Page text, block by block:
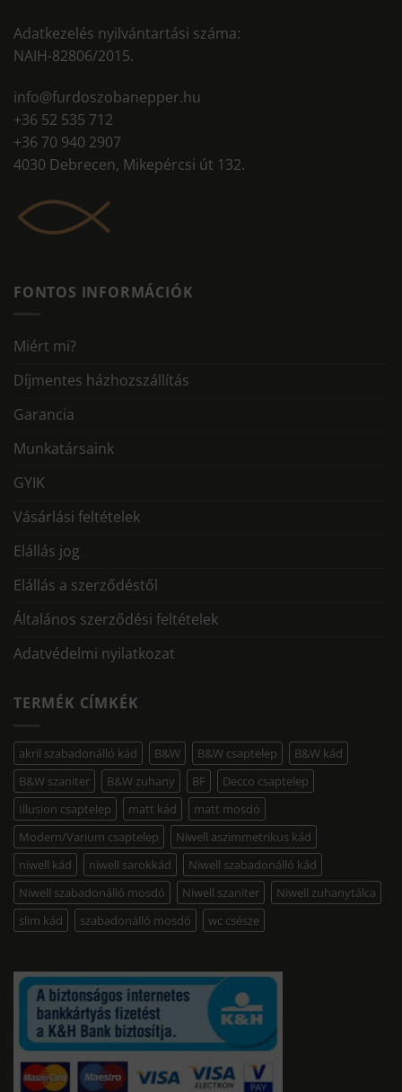
Adatkezelés nyilvántartási száma:
NAIH-82806/2015.
info@furdoszobanepper.hu
+36 52 535 712
+36 70 940 2907
4030 Debrecen, Mikepércsi út 132.
FONTOS INFORMÁCIÓK
Miért mi?
Díjmentes házhozszállítás
Garancia
Munkatársaink
GYIK
Vásárlási feltételek
Elállás jog
Elállás a szerződéstől
Általános szerződési feltételek
Adatvédelmi nyilatkozat
TERMÉK CÍMKÉK
akril szabadonálló kád B&W B&W csaptelep
B&W kád
B&W szaniter
B&W zuhany BF
Decco csaptelep
Illusion csaptelep
matt kád
matt mosdó
Modern/Varium csaptelep
Niwell aszimmetrikus kád
niwell kád
niwell sarokkád
Niwell szabadonálló kád
Niwell szabadonálló mosdó
Niwell szaniter
Niwell zuhanytálca
slim kád
szabadonálló mosdó wc csésze